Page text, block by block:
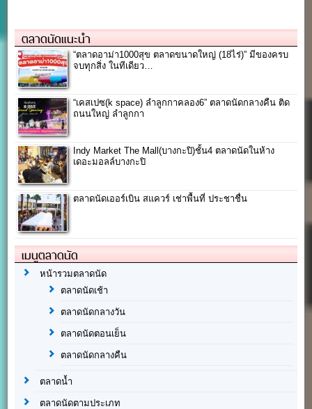
ตลาดนัดแนะนำ
“ตลาดอาม่า1000สุข ตลาดขนาดใหญ่ (18ไร่)” มีของครบ
จบทุกสิ่ง ในทีเดียว…
“เคสเปซ(k space) ลำลูกกาคลอง6” ตลาดนัดกลางคืน ติด
ถนนใหญ่ ลำลูกกา
Indy Market The Mall(บางกะปิ)ชั้น4 ตลาดนัดในห้าง
เดอะมอลล์บางกะปิ
ตลาดนัดเออร์เบิน สแควร์ เช่าพื้นที่ ประชาชื่น
เมนูตลาดนัด
หน้ารวมตลาดนัด
ตลาดนัดเช้า
ตลาดนัดกลางวัน
ตลาดนัดตอนเย็น
ตลาดนัดกลางคืน
ตลาดน้ำ
ตลาดนัดตามประเภท